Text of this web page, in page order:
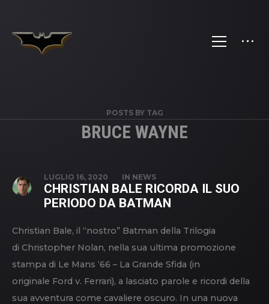
POSTS BY TAG
BRUCE WAYNE
LUGLIO 16, 2020 IN NEWS
CHRISTIAN BALE RICORDA IL SUO
PERIODO DA BATMAN
Christian Bale, il “nostro” Batman della Trilogia
di Christopher Nolan, nella sua ultima promozione
stampa di Le Mans ‘66 – La Grande Sfida (in
originale Ford v. Ferrari), a lasciato parole e ricordi della
sua avventura come cavaliere oscuro. In una nuova